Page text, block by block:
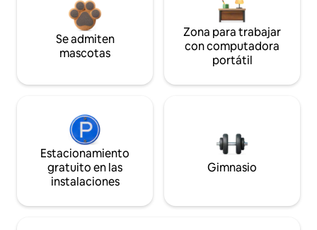
Se admiten
mascotas
Zona para trabajar
con computadora
portátil
Estacionamiento
gratuito en las
instalaciones
Gimnasio